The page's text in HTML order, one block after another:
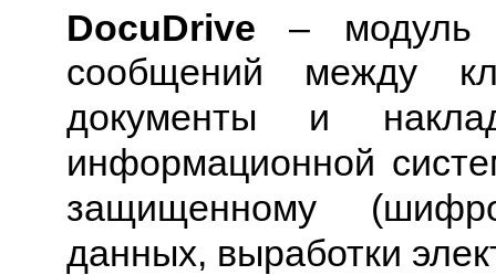
DocuDrive –
сообщений между
документы и
информационной
защищенному
данных, выработки